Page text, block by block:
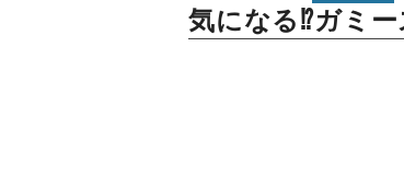
気になる⁉ガミ